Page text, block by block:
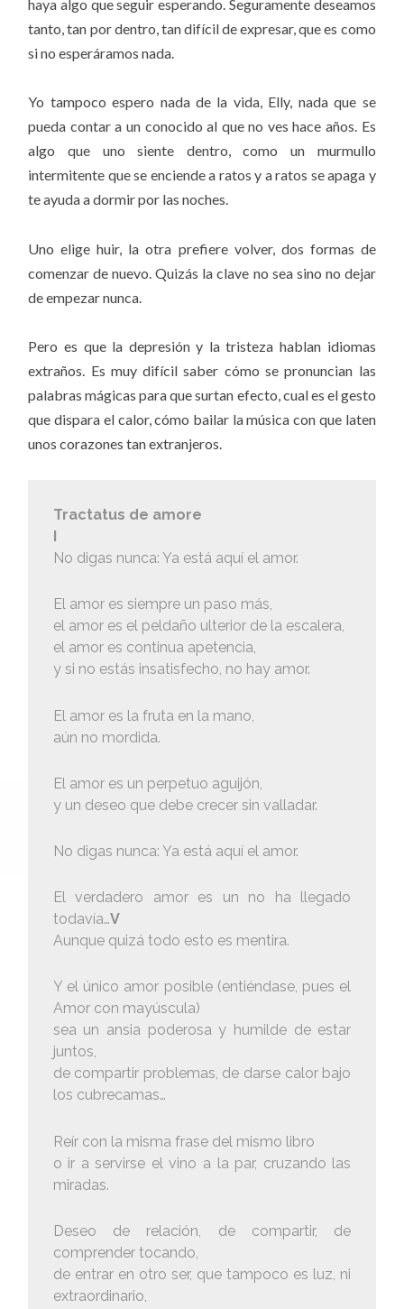
haya algo que seguir esperando. Seguramente deseamos
tanto, tan por dentro, tan difícil de expresar, que es como
si no esperáramos nada.
Yo tampoco espero nada de la vida, Elly, nada que se
pueda contar a un conocido al que no ves hace años. Es
algo que uno siente dentro, como un murmullo
intermitente que se enciende a ratos y a ratos se apaga y
te ayuda a dormir por las noches.
Uno elige huir, la otra prefiere volver, dos formas de
comenzar de nuevo. Quizás la clave no sea sino no dejar
de empezar nunca.
Pero es que la depresión y la tristeza hablan idiomas
extraños. Es muy difícil saber cómo se pronuncian las
palabras mágicas para que surtan efecto, cual es el gesto
que dispara el calor, cómo bailar la música con que laten
unos corazones tan extranjeros.
Tractatus de amore
No digas nunca: Ya está aquí el amor.
El amor es siempre un paso más,
el amor es el peldaño ulterior de la escalera,
el amor es continua apetencia,
y si no estás insatisfecho, no hay amor.
El amor es la fruta en la mano,
aún no mordida.
El amor es un perpetuo aguijón,
y un deseo que debe crecer sin valladar.
No digas nunca: Ya está aquí el amor.
El verdadero amor es un no ha llegado
todavía…V
Aunque quizá todo esto es mentira.
Y el único amor posible (entiéndase, pues el
Amor con mayúscula)
sea un ansia poderosa y humilde de estar
juntos,
de compartir problemas, de darse calor bajo
los cubrecamas…
Reír con la misma frase del mismo libro
o ir a servirse el vino a la par, cruzando las
miradas.
Deseo de relación, de compartir, de
comprender tocando,
de entrar en otro ser, que tampoco es luz, ni
extraordinario,